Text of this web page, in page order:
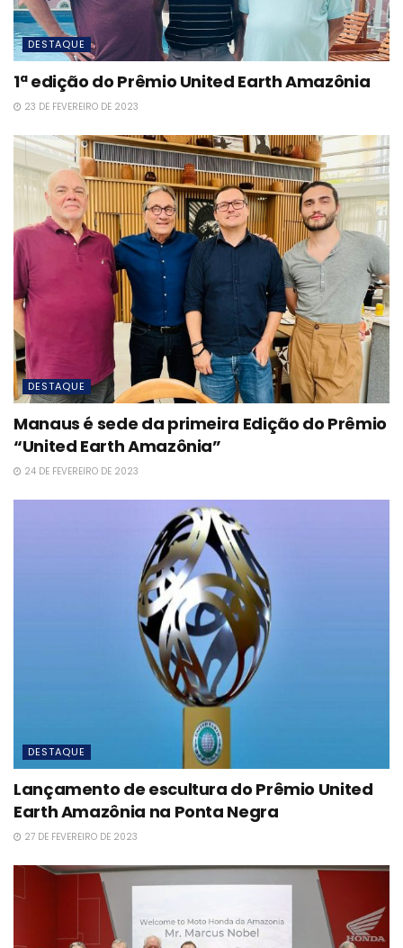
DESTAQUE
1ª edição do Prêmio United Earth Amazônia
23 DE FEVEREIRO DE 2023
DESTAQUE
Manaus é sede da primeira Edição do Prêmio
“United Earth Amazônia”
24 DE FEVEREIRO DE 2023
DESTAQUE
Lançamento de escultura do Prêmio United
Earth Amazônia na Ponta Negra
27 DE FEVEREIRO DE 2023